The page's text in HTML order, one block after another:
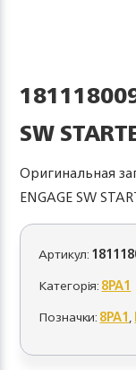
SW
Оригинальная
ENGAGE SW
Артикул:
Категорія:8PA1
Позначки:8PA1,